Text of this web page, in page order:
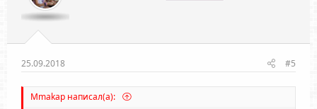
25.09.2018 #5
Mmakap написал(а):